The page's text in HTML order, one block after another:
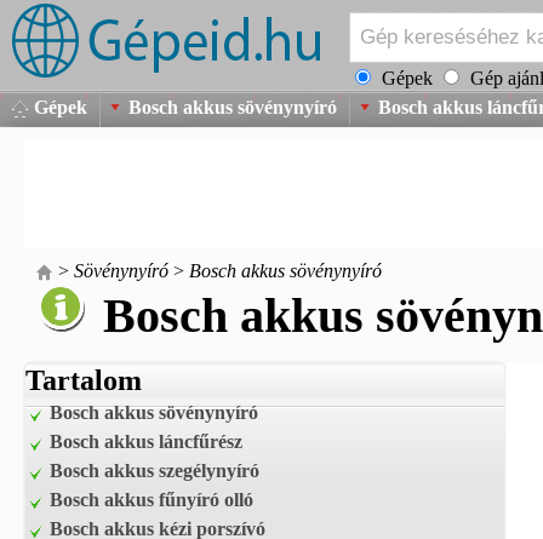
Gépek
Gép
Gépek
Bosch akkus sövénynyíró Bosch akkus
> Sövénynyíró > Bosch akkus sövénynyíró
Bosch akkus
Tartalom
Bosch akkus sövénynyíró
Bosch akkus láncfűrész
Bosch akkus szegélynyíró
Bosch akkus fűnyíró olló
Bosch akkus kézi porszívó